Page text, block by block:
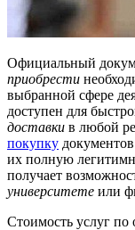
Официальный
приобрести
выбранной сфере
доступен для
доставки в любой
покупку
их полную
получает
университете или
Стоимость услуг по